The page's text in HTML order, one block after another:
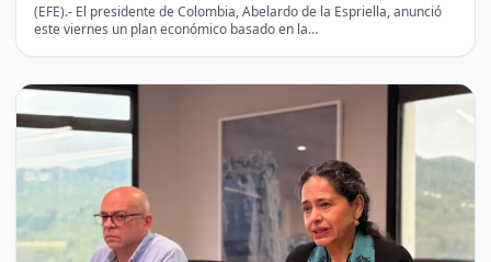
(EFE).- El presidente de Colombia, Abelardo de la Espriella, anunció
este viernes un plan económico basado en la…